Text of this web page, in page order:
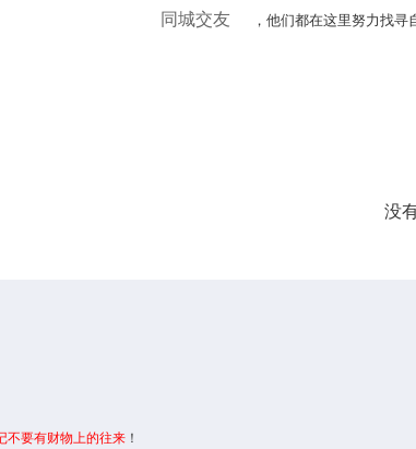
同城交友 ，他们都在这里努力找寻
没
不要有财物上的往来 ！